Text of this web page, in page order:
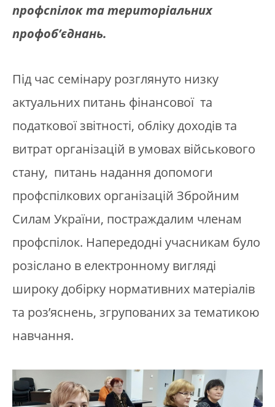
профспілок та територіальних
профоб’єднань.
Під час семінару розглянуто низку
актуальних питань фінансової та
податкової звітності, обліку доходів та
витрат організацій в умовах військового
стану, питань надання допомоги
профспілкових організацій Збройним
Силам України, постраждалим членам
профспілок. Напередодні учасникам було
розіслано в електронному вигляді
широку добірку нормативних матеріалів
та роз’яснень, згрупованих за тематикою
навчання.